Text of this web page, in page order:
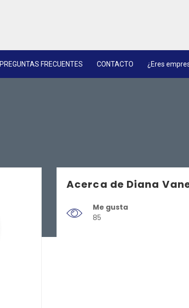
PREGUNTAS FRECUENTES CONTACTO ¿Eres
Acerca de Diana
Me gusta
85